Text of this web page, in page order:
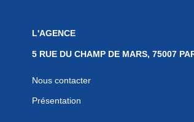
L'AGENCE
5 RUE DU CHAMP DE MARS, 75007
Nous contacter
Présentation